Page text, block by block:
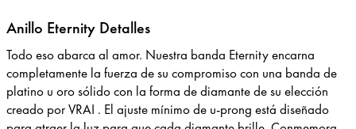
Anillo Eternity Detalles
Todo eso abarca al amor. Nuestra banda Eternity encarna
completamente la fuerza de su compromiso con una banda de
platino u oro sólido con la forma de diamante de su elección
creado por VRAI . El ajuste mínimo de u-prong está diseñado